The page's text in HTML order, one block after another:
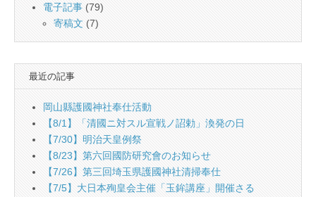
電子記事 (79)
寄稿文 (7)
最近の記事
岡山縣護國神社奉仕活動
【8/1】「清國ニ対スル宣戦ノ詔勅」渙発の日
【7/30】明治天皇例祭
【8/23】第六回國防研究會のお知らせ
【7/26】第三回埼玉県護國神社清掃奉仕
【7/5】大日本殉皇会主催「玉鉾講座」開催さる